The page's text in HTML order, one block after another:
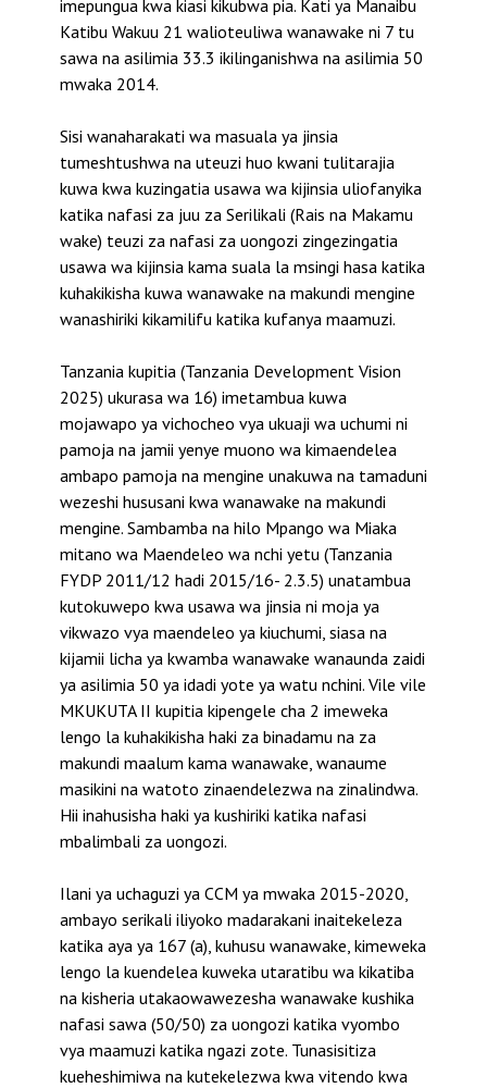
imepungua kwa kiasi kikubwa pia. Kati ya Manaibu
Katibu Wakuu 21 walioteuliwa wanawake ni 7 tu
sawa na asilimia 33.3 ikilinganishwa na asilimia 50
mwaka 2014.
Sisi wanaharakati wa masuala ya jinsia
tumeshtushwa na uteuzi huo kwani tulitarajia
kuwa kwa kuzingatia usawa wa kijinsia uliofanyika
katika nafasi za juu za Serilikali (Rais na Makamu
wake) teuzi za nafasi za uongozi zingezingatia
usawa wa kijinsia kama suala la msingi hasa katika
kuhakikisha kuwa wanawake na makundi mengine
wanashiriki kikamilifu katika kufanya maamuzi.
Tanzania kupitia (Tanzania Development Vision
2025) ukurasa wa 16) imetambua kuwa
mojawapo ya vichocheo vya ukuaji wa uchumi ni
pamoja na jamii yenye muono wa kimaendelea
ambapo pamoja na mengine unakuwa na tamaduni
wezeshi hususani kwa wanawake na makundi
mengine. Sambamba na hilo Mpango wa Miaka
mitano wa Maendeleo wa nchi yetu (Tanzania
FYDP 2011/12 hadi 2015/16- 2.3.5) unatambua
kutokuwepo kwa usawa wa jinsia ni moja ya
vikwazo vya maendeleo ya kiuchumi, siasa na
kijamii licha ya kwamba wanawake wanaunda zaidi
ya asilimia 50 ya idadi yote ya watu nchini. Vile vile
MKUKUTA II kupitia kipengele cha 2 imeweka
lengo la kuhakikisha haki za binadamu na za
makundi maalum kama wanawake, wanaume
masikini na watoto zinaendelezwa na zinalindwa.
Hii inahusisha haki ya kushiriki katika nafasi
mbalimbali za uongozi.
Ilani ya uchaguzi ya CCM ya mwaka 2015-2020,
ambayo serikali iliyoko madarakani inaitekeleza
katika aya ya 167 (a), kuhusu wanawake, kimeweka
lengo la kuendelea kuweka utaratibu wa kikatiba
na kisheria utakaowawezesha wanawake kushika
nafasi sawa (50/50) za uongozi katika vyombo
vya maamuzi katika ngazi zote. Tunasisitiza
kueheshimiwa na kutekelezwa kwa vitendo kwa